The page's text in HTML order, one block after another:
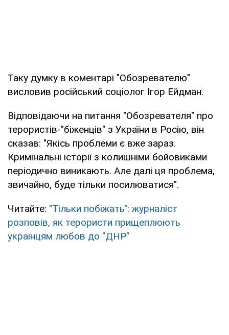
Таку думку в коментарі "Обозревателю"
висловив російський соціолог Ігор Ейдман.
Відповідаючи на питання "Обозревателя" про
терористів-"біженців" з України в Росію, він
сказав: "Якісь проблеми є вже зараз.
Кримінальні історії з колишніми бойовиками
періодично виникають. Але далі ця проблема,
звичайно, буде тільки посилюватися".
Читайте: "Тільки побіжать": журналіст
розповів, як терористи прищеплюють
українцям любов до "ДНР"